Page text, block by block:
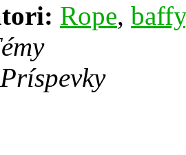
Rope, baffy
Príspevky